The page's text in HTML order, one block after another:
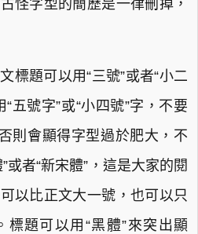
怪字型的簡歷是一律刪掉，
標題可以用“三號”或者“小二
五號字”或“小四號”字，不要
則會顯得字型過於肥大，不
或者“新宋體”，這是大家的閱
以比正文大一號，也可以只
標題可以用“黑體”來突出顯